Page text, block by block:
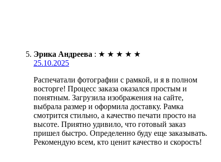
Эрика Андреева : ★ ★ ★ ★ ★
25.10.2025
Распечатали фотографии с рамкой, и я в полном
восторге! Процесс заказа оказался простым и
понятным. Загрузила изображения на сайте,
выбрала размер и оформила доставку. Рамка
смотрится стильно, а качество печати просто на
высоте. Приятно удивило, что готовый заказ
пришел быстро. Определенно буду еще заказывать.
Рекомендую всем, кто ценит качество и скорость!